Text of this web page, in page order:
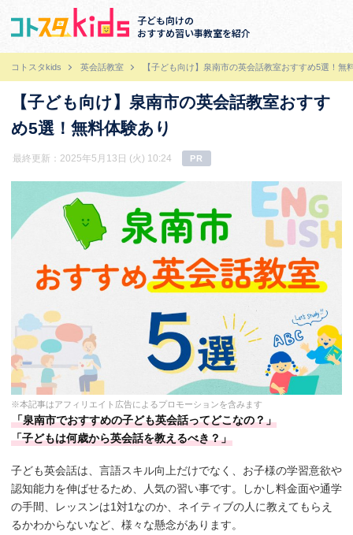
子ども向けの
おすすめ習い事教室を紹介
コトスタkids 英会話教室 【子ども向け】泉南市の英会話教室おすすめ5選！無
【子ども向け】泉南市の英会話教室おすす
め5選！無料体験あり
最終更新：2025年5月13日 (火) 10:24 PR
※本記事はアフィリエイト広告によるプロモーションを含みます
「泉南市でおすすめの子ども英会話ってどこなの？」
「子どもは何歳から英会話を教えるべき？」
子ども英会話は、言語スキル向上だけでなく、お子様の学習意欲や
認知能力を伸ばせるため、人気の習い事です。しかし料金面や通学
の手間、レッスンは1対1なのか、ネイティブの人に教えてもらえ
るかわからないなど、様々な懸念があります。